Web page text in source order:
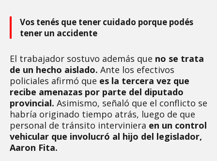
Vos tenés que tener cuidado porque podés
tener un accidente
El trabajador sostuvo además que no se trata
de un hecho aislado. Ante los efectivos
policiales afirmó que es la tercera vez que
recibe amenazas por parte del diputado
provincial. Asimismo, señaló que el conflicto se
habría originado tiempo atrás, luego de que
personal de tránsito interviniera en un control
vehicular que involucró al hijo del legislador,
Aaron Fita.